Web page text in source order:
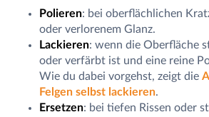
Polieren: bei oberflächlichen
oder verlorenem Glanz.
Lackieren: wenn die Oberfläche
oder verfärbt ist und eine reine
Wie du dabei vorgehst, zeigt die
Felgen selbst lackieren.
Ersetzen: bei tiefen Rissen oder